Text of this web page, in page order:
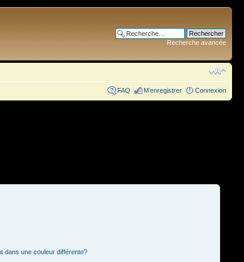
Recherche avancée
FAQ M’enregistrer Connexion
dans une couleur différente?